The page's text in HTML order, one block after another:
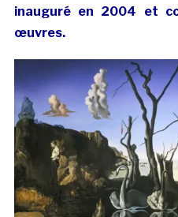
inauguré en 2004 et
œuvres.